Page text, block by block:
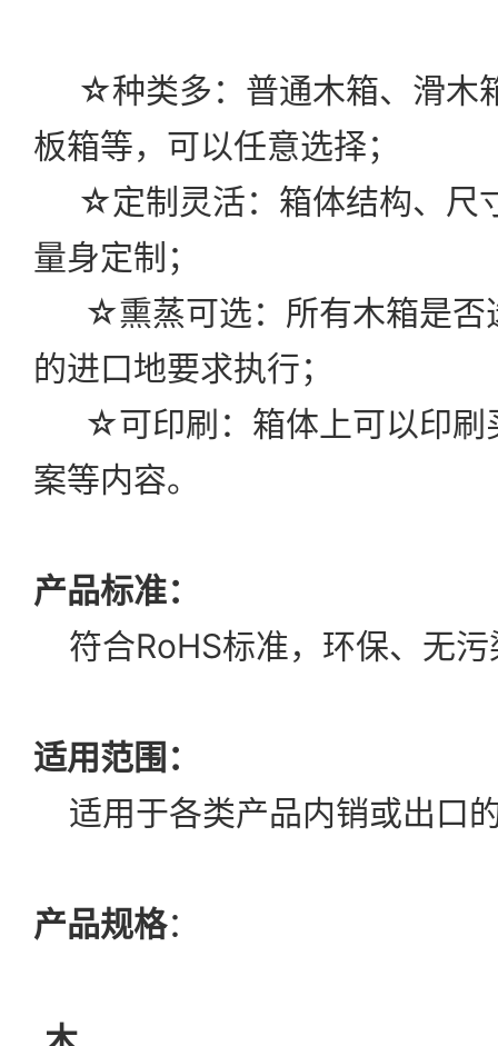
☆种类多：普通木箱、滑木
板箱等，可以任意选择；
☆定制灵活：箱体结构、尺
量身定制；
☆熏蒸可选：所有木箱是否
的进口地要求执行；
☆可印刷：箱体上可以印刷
案等内容。
产品标准：
符合RoHS标准，环保、无
适用范围：
适用于各类产品内销或出口
产品规格：